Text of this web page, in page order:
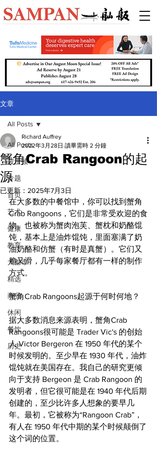
文章
All Posts
波士顿
专题
首页
艺术
健康
教育
大都市
精选
商业
休闲
餐饮
历史
All Posts
蟹角Crab Rangoon的起
源
Richard Auffrey
2022年3月28日 讀畢需時 2 分鐘
已更新： 2025年7月3日
在大多数的中餐馆中，你可以找到蟹角
Crab Rangoons，它们是非常受欢迎的食
物。也被称为蟹肉泡芙、蟹枕和奶酪馄
饨，基本上是油炸馄饨，里面塞满了奶
油奶酪和仿蟹（有时是真蟹）。它们又
脆又滑，几乎每家餐厅都有一样的制作
方式。
蟹角Crab Rangoons起源于何时何地？
据大多数消息来源表明，蟹角Crab
Rangoons很可能是 Trader Vic's 的创始
人 Victor Bergeron 在 1950 年代的某个
时候发明的。至少早在 1930 年代，油炸
馄饨就在美国存在。我自己的研究更倾
向于支持 Bergeon 是 Crab Rangoon 的
发明者，但它很可能是在 1940 年代后期
创建的，至少比许多人想象的要早几
年。最初，它被称为“Rangoon Crab”，
有人在 1950 年代中期的某个时候颠倒了
这个词的位置。